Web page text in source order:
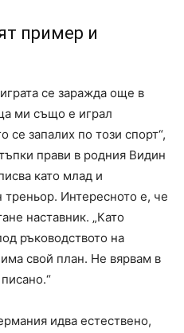
пример и
се заражда още в
ми също е играл
се запалих по този спорт“,
прави в родния Видин
като млад и
Интересното е, че
наставник. „Като
ръководството на
свой план. Не вярвам в
идва естествено,